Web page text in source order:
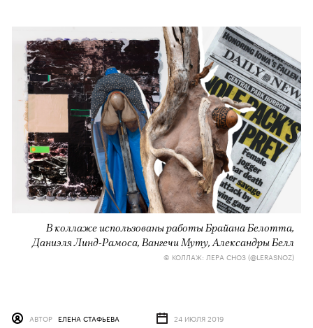
В коллаже использованы работы Брайана Белотта,
Даниэля Линд-Рамоса, Вангечи Муту, Александры Белл
© КОЛЛАЖ: ЛЕРА СНОЗ (@LERASNOZ)
АВТОР ЕЛЕНА СТАФЬЕВА 24 ИЮЛЯ 2019